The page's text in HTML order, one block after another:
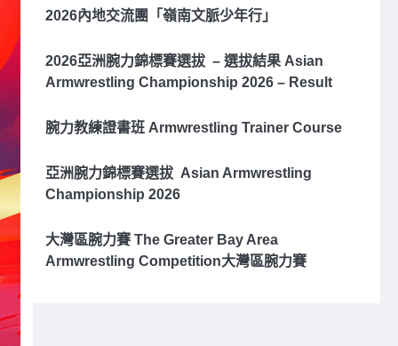
2026內地交流團「嶺南文脈少年行」
2026亞洲腕⼒錦標賽選拔 – 選拔結果 Asian
Armwrestling Championship 2026 – Result
腕力教練證書班 Armwrestling Trainer Course
亞洲腕⼒錦標賽選拔 Asian Armwrestling
Championship 2026
大灣區腕力賽 The Greater Bay Area
Armwrestling Competition大灣區腕力賽